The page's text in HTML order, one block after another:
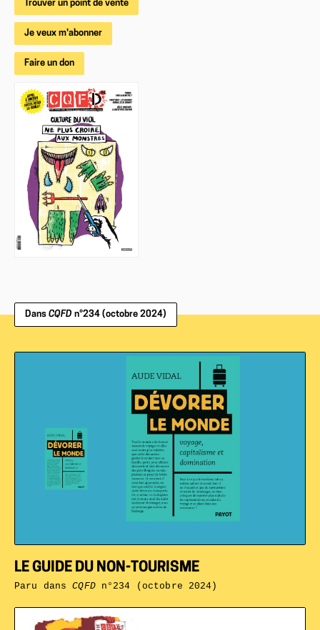
Trouver un point de vente
Je veux m'abonner
Faire un don
Dans CQFD n°234 (octobre 2024)
LE GUIDE DU NON-TOURISME
Paru dansCQFDn°234 (octobre 2024)